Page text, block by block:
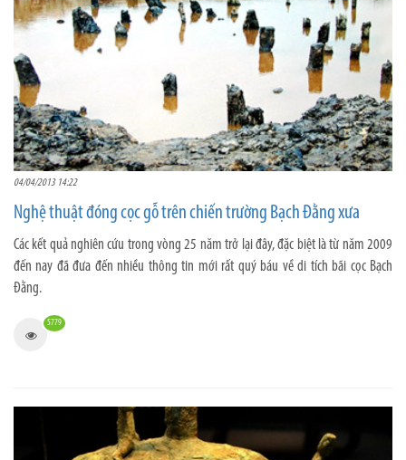
04/04/2013 14:22
Nghệ thuật đóng cọc gỗ trên chiến trường Bạch Đằng xưa
Các kết quả nghiên cứu trong vòng 25 năm trở lại đây, đặc biệt là từ năm 2009
đến nay đã đưa đến nhiều thông tin mới rất quý báu về di tích bãi cọc Bạch
Đằng.
5779